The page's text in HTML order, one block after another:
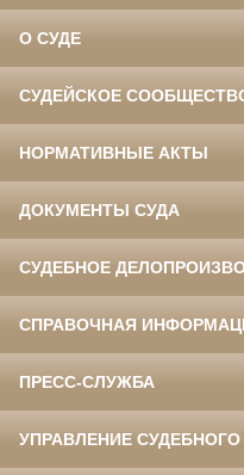
О СУДЕ
СУДЕЙСКОЕ
НОРМАТИВНЫЕ АКТЫ
ДОКУМЕНТЫ СУДА
СУДЕБНОЕ
СПРАВОЧНАЯ
ПРЕСС-СЛУЖБА
УПРАВЛЕНИЕ